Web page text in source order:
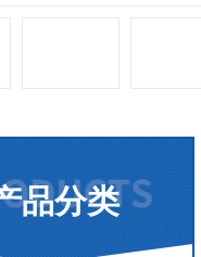
品分类